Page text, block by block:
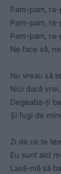
Pam-pam,
Pam-pam,
Pam-pam,
Ne face să,
Nu vreau să
Nici dacă
Degeaba-ți
Și fugi de
Zi de ce te
Eu sunt aici
Lasă-mă să